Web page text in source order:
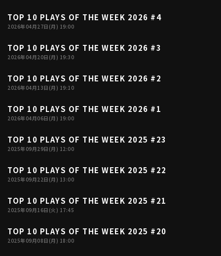
利用規約
運営会社（別ウィンドウで開く） よくある質問
特定商取引法の表示 アルバイト募集 （別ウィンドウで開く
動画を検索（選手・チーム・プレー内容…）
TOP 10 PLAYS OF THE WEEK 2026 #4
2026年04月27日(月) 19:00
TOP 10 PLAYS OF THE WEEK 2026 #3
2026年04月20日(月) 19:30
TOP 10 PLAYS OF THE WEEK 2026 #2
2026年04月13日(月) 19:10
TOP 10 PLAYS OF THE WEEK 2026 #1
2026年04月06日(月) 19:00
TOP 10 PLAYS OF THE WEEK 2025 #23
2025年09月29日(月) 12:00
TOP 10 PLAYS OF THE WEEK 2025 #22
2025年09月22日(月) 13:00
TOP 10 PLAYS OF THE WEEK 2025 #21
2025年09月16日(火) 17:45
TOP 10 PLAYS OF THE WEEK 2025 #20
2025年09月08日(月) 18:00